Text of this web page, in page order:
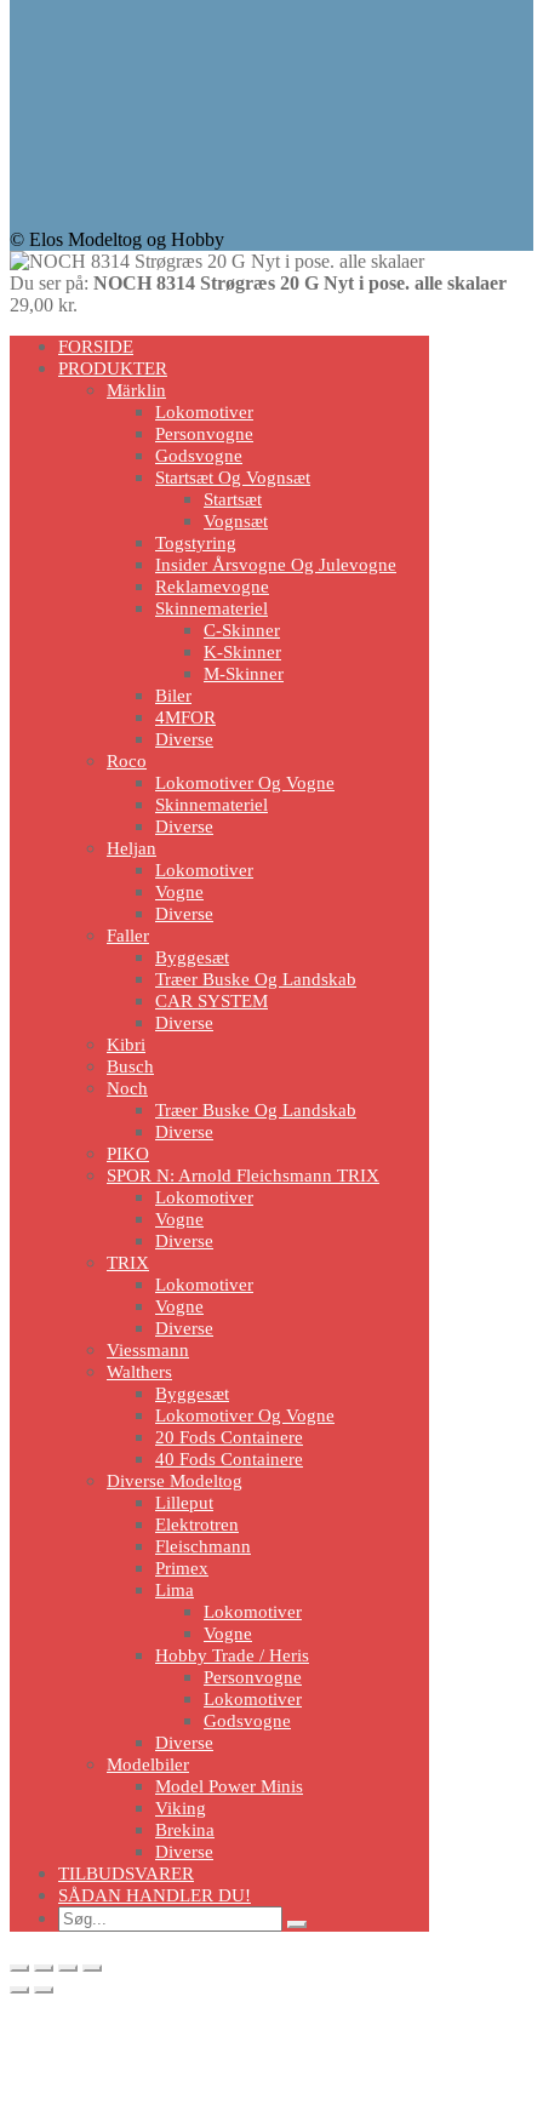
© Elos Modeltog og Hobby
Du ser på: NOCH 8314 Strøgræs 20 G Nyt i pose. alle skalaer
29,00 kr.
Scroll
Up
FORSIDE
PRODUKTER
Märklin
Lokomotiver
Personvogne
Godsvogne
Startsæt Og Vognsæt
Startsæt
Vognsæt
Togstyring
Insider Årsvogne Og Julevogne
Reklamevogne
Skinnemateriel
C-Skinner
K-Skinner
M-Skinner
Biler
4MFOR
Diverse
Roco
Lokomotiver Og Vogne
Skinnemateriel
Diverse
Heljan
Lokomotiver
Vogne
Diverse
Faller
Byggesæt
Træer Buske Og Landskab
CAR SYSTEM
Diverse
Kibri
Busch
Noch
Træer Buske Og Landskab
Diverse
PIKO
SPOR N: Arnold Fleichsmann TRIX
Lokomotiver
Vogne
Diverse
TRIX
Lokomotiver
Vogne
Diverse
Viessmann
Walthers
Byggesæt
Lokomotiver Og Vogne
20 Fods Containere
40 Fods Containere
Diverse Modeltog
Lilleput
Elektrotren
Fleischmann
Primex
Lima
Lokomotiver
Vogne
Hobby Trade / Heris
Personvogne
Lokomotiver
Godsvogne
Diverse
Modelbiler
Model Power Minis
Viking
Brekina
Diverse
TILBUDSVARER
SÅDAN HANDLER DU!
Search